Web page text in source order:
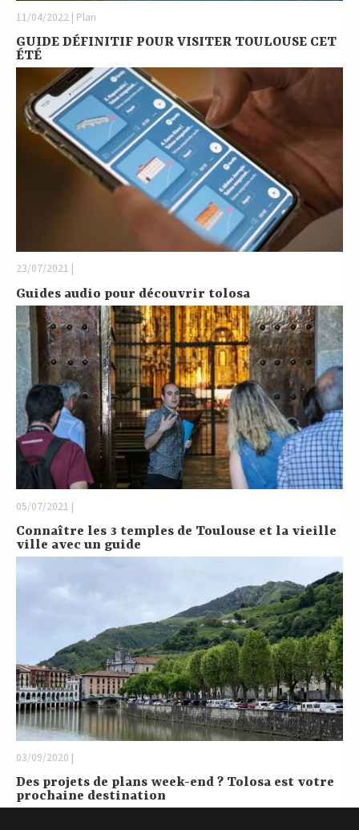
11/04/2022 | Plan
GUIDE DÉFINITIF POUR VISITER TOULOUSE CET
ÉTÉ
23/07/2021 |
Guides audio pour découvrir tolosa
05/07/2021 |
Connaître les 3 temples de Toulouse et la vieille
ville avec un guide
03/09/2020 |
Des projets de plans week-end ? Tolosa est votre
prochaine destination